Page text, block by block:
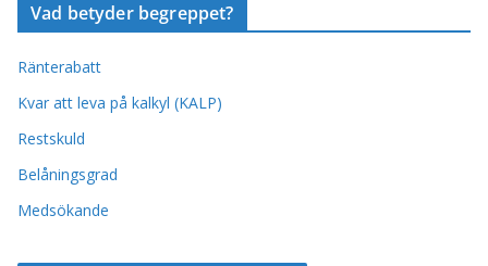
Vad betyder begreppet?
Ränterabatt
Kvar att leva på kalkyl (KALP)
Restskuld
Belåningsgrad
Medsökande